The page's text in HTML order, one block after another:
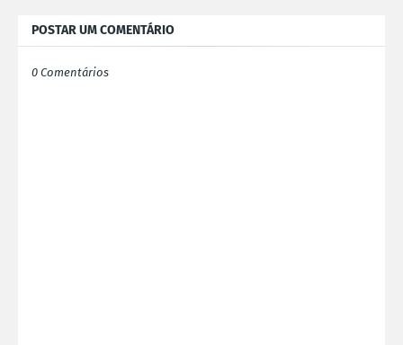
POSTAR UM COMENTÁRIO
0 Comentários